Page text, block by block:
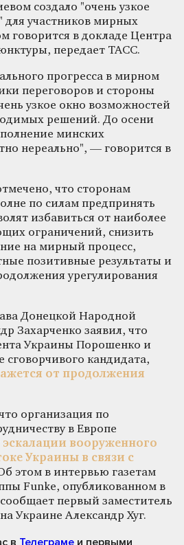
создало "очень узкое
для участников мирных
говорится в докладе Центра
передает ТАСС.
прогресса в мирном
переговоров и стороны
узкое окно возможностей
решений. До осени
минских
нереально", — говорится в
что сторонам
по силам предпринять
избавиться от наиболее
ограничений, снизить
на мирный процесс,
позитивные результаты и
урегулирования
Донецкой Народной
Захарченко заявил, что
Украины Порошенко и
сговорчивого кандидата,
от продолжения
организация по
в Европе
эскалации вооруженного
Украины в связи с
этом в интервью газетам
Funke, опубликованном в
первый заместитель
Украине Александр Хуг.
в Телеграме и первыми